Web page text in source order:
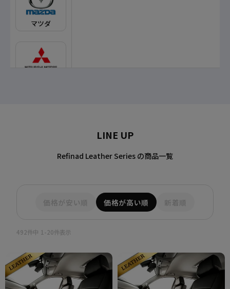
マツダ
LINE UP
Refinad Leather Series の商品一覧
価格が安い順 価格が高い順 新着順
492件中 1-20件表示